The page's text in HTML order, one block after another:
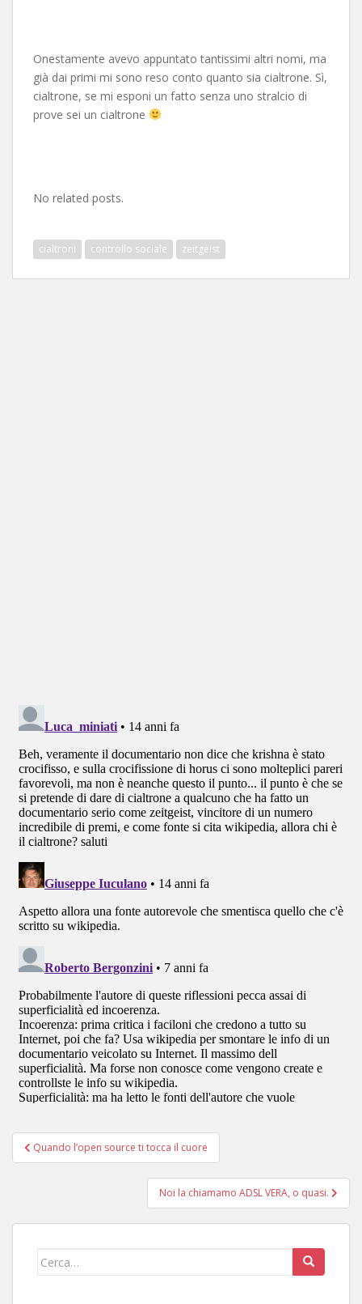
Onestamente avevo appuntato tantissimi altri nomi, ma
già dai primi mi sono reso conto quanto sia cialtrone. Sì,
cialtrone, se mi esponi un fatto senza uno stralcio di
prove sei un cialtrone
No related posts.
cialtroni controllo sociale zeitgeist
Navigazione
articoli
Quando l’open source ti tocca il cuore
Noi la chiamamo ADSL VERA, o quasi.
Cerca: